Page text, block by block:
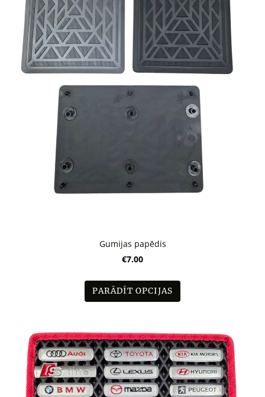
Gumijas papēdis
€7.00
PARĀDĪT OPCIJAS